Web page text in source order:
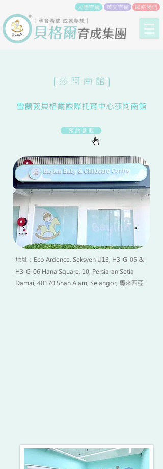
大陸官網 英文官網 聯絡我們
[ 莎 阿 南 館 ]
雪蘭莪貝格爾國際托育中心莎阿南館
預 約 參 觀
地址：Eco Ardence, Seksyen U13, H3-G-05 &
H3-G-06 Hana Square, 10, Persiaran Setia
Damai, 40170 Shah Alam, Selangor, 馬來西亞